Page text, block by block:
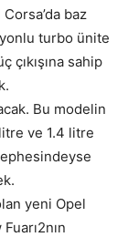
baz
turbo ünite
çıkışına sahip
Bu modelin
ve 1.4 litre
yeni Opel